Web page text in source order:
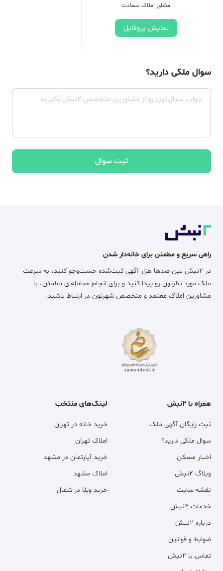
مشاور املاک سعادت
نمایش پروفایل
سوال ملکی دارید؟
ثبت سوال
راهی سریع و مطمئن برای خانه‌دار شدن
در ۲نبش بین صدها هزار آگهی ثبت‌شده جست‌وجو کنید، به سرعت
ملک مورد نظرتون رو پیدا کنید و برای انجام معامله‌ای مطمئن، با
مشاورین املاک معتمد و متخصص شهرتون در ارتباط باشید.
همراه با ۲نبش
ثبت رایگان آگهی ملک
سوال ملکی دارید؟
اخبار مسکن
وبلاگ ۲نبش
نقشه سایت
خدمات ۲نبش
درباره ۲نبش
ضوابط و قوانین
تماس با ۲نبش
لینک‌های منتخب
خرید خانه در تهران
املاک تهران
خرید آپارتمان در مشهد
املاک مشهد
خرید ویلا در شمال